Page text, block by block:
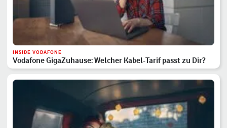
INSIDE VODAFONE
Vodafone GigaZuhause: Welcher Kabel-Tarif passt zu Dir?